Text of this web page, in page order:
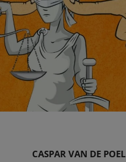
CASPAR VAN DE POEL